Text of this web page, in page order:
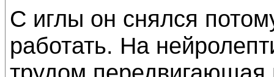
С иглы он снялся
работать. На